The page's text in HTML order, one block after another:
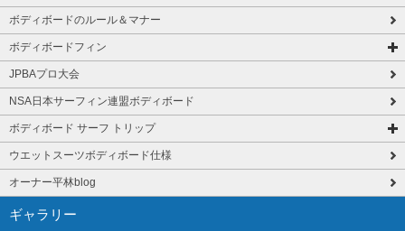
ボディボードのルール＆マナー
ボディボードフィン
JPBAプロ大会
NSA日本サーフィン連盟ボディボード
ボディボード サーフ トリップ
ウエットスーツボディボード仕様
オーナー平林blog
ギャラリー